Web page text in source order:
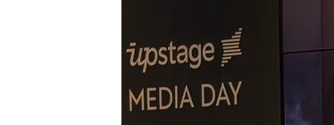
[속보]종합특검, 대검 추가 압수수색…내란
[속보]코스닥, 800p 회복…0.26% 오른
[속보]코스피, 301.88포인트(4.58%) 내린
[속보]원·달러 환율, 0.7원 내린 1423.8원